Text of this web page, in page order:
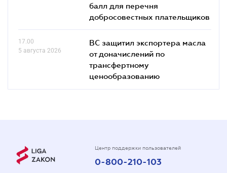
балл для перечня
добросовестных плательщиков
17.00
5 августа 2026
ВС защитил экспортера масла
от доначислений по
трансфертному
ценообразованию
Центр поддержки пользователей
0-800-210-103